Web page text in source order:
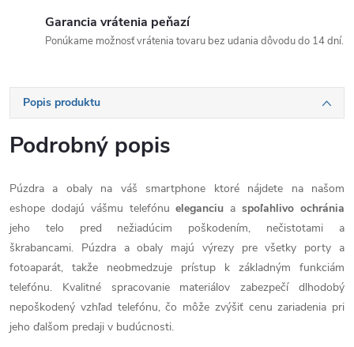
Garancia vrátenia peňazí
Ponúkame možnosť vrátenia tovaru bez udania dôvodu do 14 dní.
Popis produktu
Podrobný popis
Púzdra a obaly na váš smartphone ktoré nájdete na našom
eshope dodajú vášmu telefónueleganciu aspoľahlivo ochránia
jeho telo pred nežiadúcim poškodením, nečistotami a
škrabancami. Púzdra a obaly majú výrezy pre všetky porty a
fotoaparát, takže neobmedzuje prístup k základným funkciám
telefónu. Kvalitné spracovanie materiálov zabezpečí dlhodobý
nepoškodený vzhľad telefónu, čo môže zvýšiť cenu zariadenia pri
jeho ďalšom predaji v budúcnosti.